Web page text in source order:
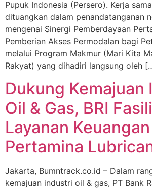
Pupuk Indonesia (Persero). Kerja
dituangkan dalam penandatanganan
mengenai Sinergi Pemberdayaan
Pemberian Akses Permodalan bagi
melalui Program Makmur (Mari Kita
Rakyat) yang dihadiri langsung oleh
Dukung Kemajuan
Oil & Gas, BRI
Layanan Keuangan
Pertamina
Jakarta, Bumntrack.co.id – Dalam
kemajuan industri oil & gas, PT Bank